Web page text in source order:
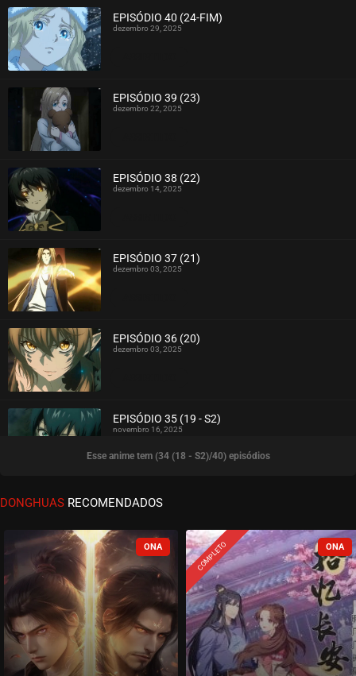
EPISÓDIO 40 (24-FIM)
dezembro 29, 2025
EPISÓDIO 39 (23)
dezembro 22, 2025
EPISÓDIO 38 (22)
dezembro 14, 2025
EPISÓDIO 37 (21)
dezembro 03, 2025
EPISÓDIO 36 (20)
dezembro 03, 2025
ASSISTIDO
EPISÓDIO 35 (19 - S2)
novembro 16, 2025
ASSISTIDO
EPISÓDIO 34 (18 - S2)
ASSISTIDO
EPISÓDIO 33 (17 - S2)
novembro 10, 2025
EPISÓDIO 32 (16 - S2)
novembro 10, 2025
Esse anime tem (34 (18 - S2)/40) episódios
DONGHUAS RECOMENDADOS
COMPLETO